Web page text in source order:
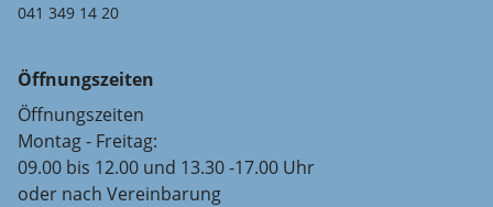
041 349 14 20
Öffnungszeiten
Öffnungszeiten
Montag - Freitag:
09.00 bis 12.00 und 13.30 -17.00 Uhr
oder nach Vereinbarung